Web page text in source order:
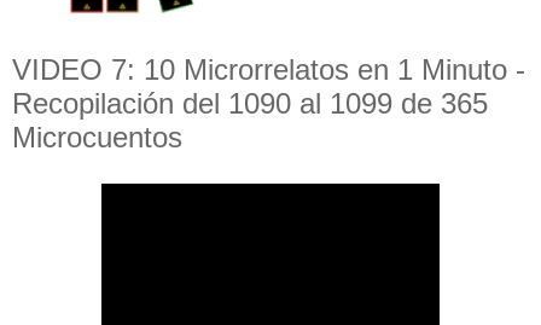
VIDEO 7: 10 Microrrelatos en 1 Minuto -
Recopilación del 1090 al 1099 de 365
Microcuentos